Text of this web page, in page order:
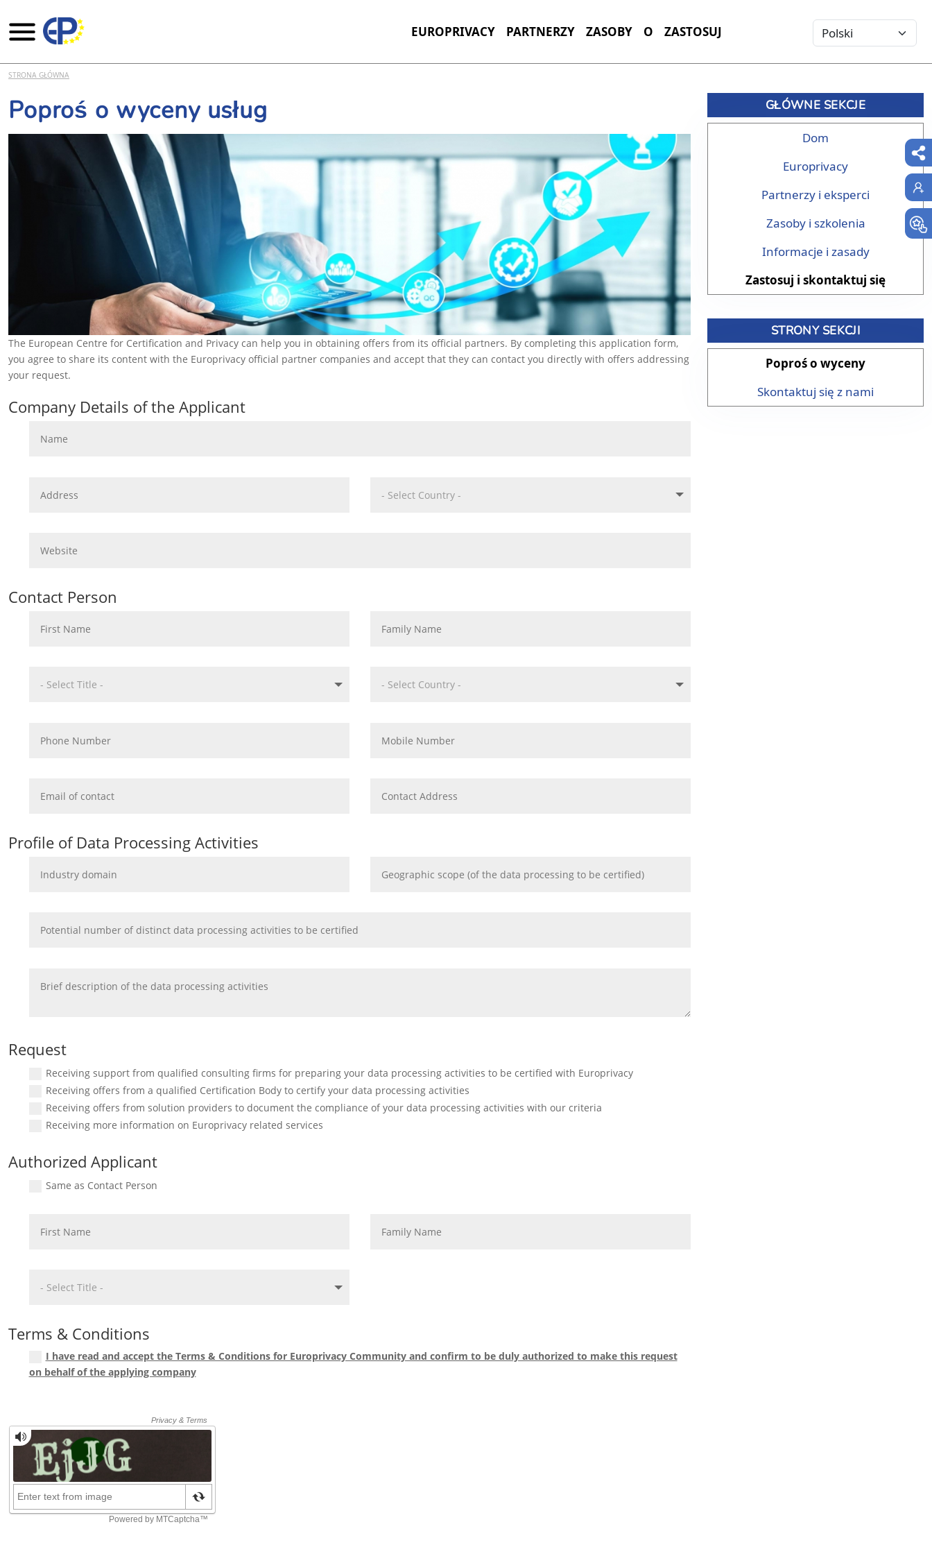
Przejdź do treści
EUROPRIVACY PARTNERZY ZASOBY O ZASTOSUJ Select your language
STRONA GŁÓWNA
Poproś o wyceny usług GŁÓWNE SEKCJE
Dom
Europrivacy
Partnerzy i eksperci
Zasoby i szkolenia
Informacje i zasady
Zastosuj i skontaktuj się
STRONY SEKCJI
Poproś o wyceny
Skontaktuj się z nami